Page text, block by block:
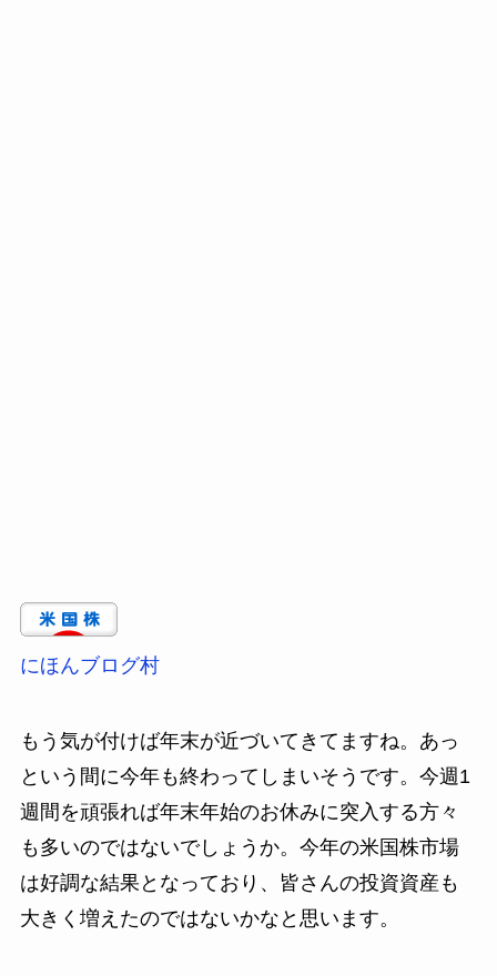
にほんブログ村
もう気が付けば年末が近づいてきてますね。あっ
という間に今年も終わってしまいそうです。今週1
週間を頑張れば年末年始のお休みに突入する方々
も多いのではないでしょうか。今年の米国株市場
は好調な結果となっており、皆さんの投資資産も
大きく増えたのではないかなと思います。